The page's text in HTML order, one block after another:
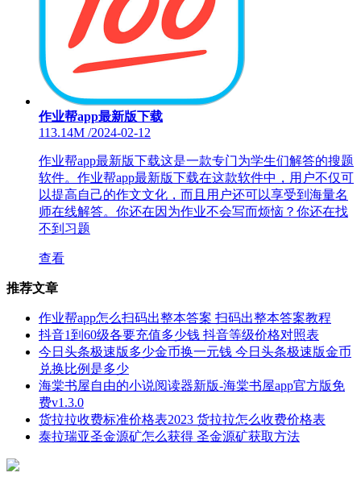
作业帮app最新版下载
113.14M /2024-02-12
作业帮app最新版下载这是一款专门为学生们解答的搜题
软件。作业帮app最新版下载在这款软件中，用户不仅可
以提高自己的作文文化，而且用户还可以享受到海量名
师在线解答。你还在因为作业不会写而烦恼？你还在找
不到习题
查看
推荐文章
作业帮app怎么扫码出整本答案 扫码出整本答案教程
抖音1到60级各要充值多少钱 抖音等级价格对照表
今日头条极速版多少金币换一元钱 今日头条极速版金币
兑换比例是多少
海棠书屋自由的小说阅读器新版-海棠书屋app官方版免
费v1.3.0
货拉拉收费标准价格表2023 货拉拉怎么收费价格表
泰拉瑞亚圣金源矿怎么获得 圣金源矿获取方法